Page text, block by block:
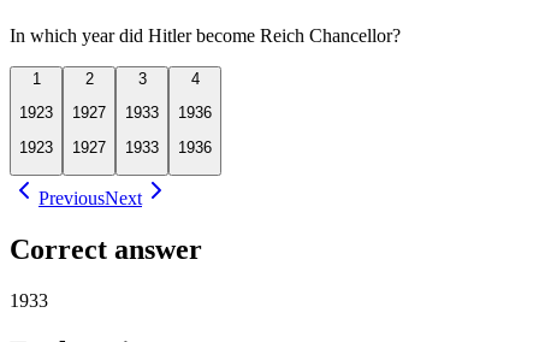
In which year did Hitler become Reich Chancellor?
1
1923
1923
2
1927
1927
3
1933
1933
4
1936
1936
PreviousNext
Correct answer
1933